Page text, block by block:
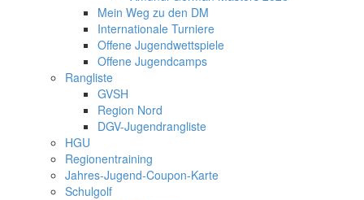
Mein Weg zu den DM
Internationale Turniere
Offene Jugendwettspiele
Offene Jugendcamps
Rangliste
GVSH
Region Nord
DGV-Jugendrangliste
HGU
Regionentraining
Jahres-Jugend-Coupon-Karte
Schulgolf